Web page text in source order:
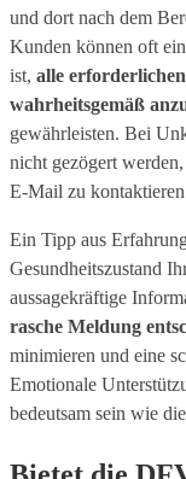
und dort nach dem
Kunden können oft
ist, alle
wahrheitsgemäß
gewährleisten. Bei
nicht gezögert
E-Mail zu
Ein Tipp aus
Gesundheitszustand
aussagekräftige
rasche Meldung
minimieren und eine
Emotionale
bedeutsam sein wie